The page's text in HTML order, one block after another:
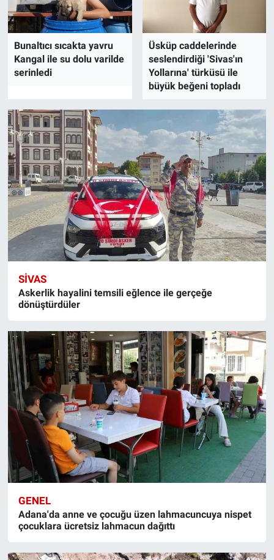
Bunaltıcı sıcakta yavru
Kangal ile su dolu varilde
serinledi
Üsküp caddelerinde
seslendirdiği 'Sivas'ın
Yollarına' türküsü ile
büyük beğeni topladı
SIVAS
Askerlik hayalini temsili eğlence ile gerçeğe
dönüştürdüler
GENEL
Adana'da anne ve çocuğu üzen lahmacuncuya nispet
çocuklara ücretsiz lahmacun dağıttı